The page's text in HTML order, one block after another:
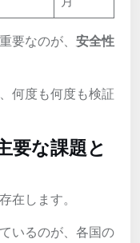
要なのが、 安全性
何度も何度も検証
要な課題と
在します。
いるのが、各国の